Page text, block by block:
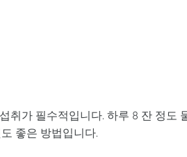
취가 필수적입니다. 하루 8 잔 정도
좋은 방법입니다.